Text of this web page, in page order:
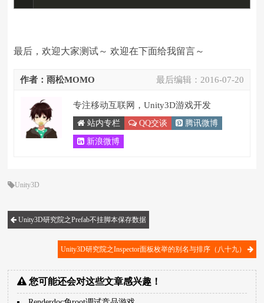
最后，欢迎大家测试～ 欢迎在下面给我留言～
最后编辑： 2016-07-20
作者：雨松MOMO
专注移动互联网，Unity3D游戏开发
站内专栏 QQ交谈 腾讯微博
新浪微博
Unity3D
Unity3D研究院之Prefab不挂脚本保存数据
Unity3D研究院之Inspector面板枚举的别名与排序（八十九）
您可能还会对这些文章感兴趣！